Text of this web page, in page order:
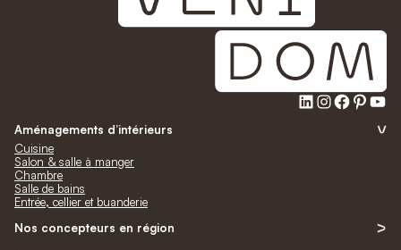
LinkedIn
Aménagements d’intérieurs
Cuisine
Salon & salle à manger
Chambre
Salle de bains
Entrée, cellier et buanderie
Nos concepteurs en région